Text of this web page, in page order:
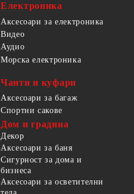
Електроника
Аксесоари за електроника
Видео
Аудио
Морска електроника
Чанти и куфари
Аксесоари за багаж
Спортни сакове
Дом и градина
Декор
Аксесоари за баня
Сигурност за дома и
бизнеса
Аксесоари за осветителни